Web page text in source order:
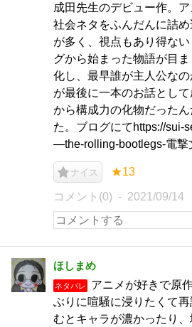
成田先生のデビュー作。
社会ネタをふんだんに詰
が多く、視点もあり得な
グから始まった物語が目
化し、最早誰が主人公な
が最後に一本のお話とし
から構成力の化物だった
た。ブログにてhttps://sui-
―the-rolling-bootlegs-電撃
ナイス ★13
コメント(0) 2021/09/14
ほしまめ
ネタバレ
アニメが好きで原
ぶりに喧騒に浸りたくて
むとキャラが濃かったり